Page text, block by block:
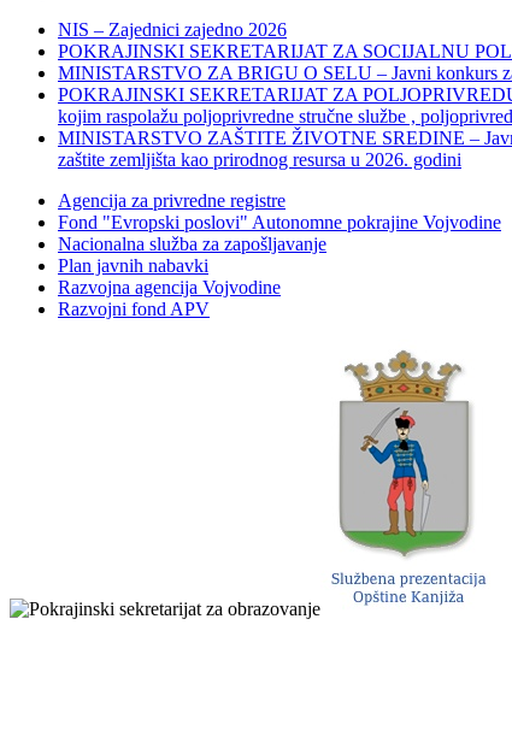
NIS – Zajednici zajedno 2026
POKRAJINSKI SEKRETARIJAT ZA SOCIJALNU
MINISTARSTVO ZA BRIGU O SELU – Javni konkurs za
POKRAJINSKI SEKRETARIJAT ZA
kojim raspolažu poljoprivredne stručne službe ,
MINISTARSTVO ZAŠTITE ŽIVOTNE SREDINE – Javni
zaštite zemljišta kao prirodnog resursa u 2026. godini
Agencija za privredne registre
Fond "Evropski poslovi" Autonomne pokrajine Vojvodine
Nacionalna služba za zapošljavanje
Plan javnih nabavki
Razvojna agencija Vojvodine
Razvojni fond APV